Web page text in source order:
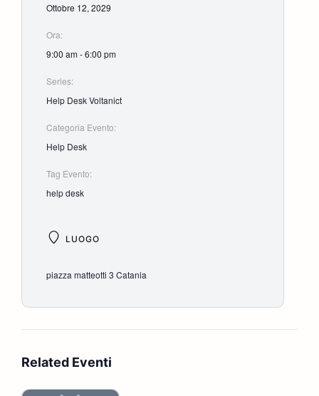
Ottobre 12, 2029
Ora:
9:00 am - 6:00 pm
Series:
Help Desk Voltanict
Categoria Evento:
Help Desk
Tag Evento:
help desk
LUOGO
piazza matteotti 3 Catania
Related Eventi